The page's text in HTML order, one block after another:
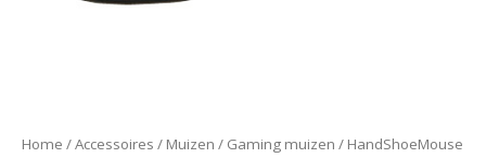
Home /Accessoires / Muizen / Gaming muizen / HandShoeMouse